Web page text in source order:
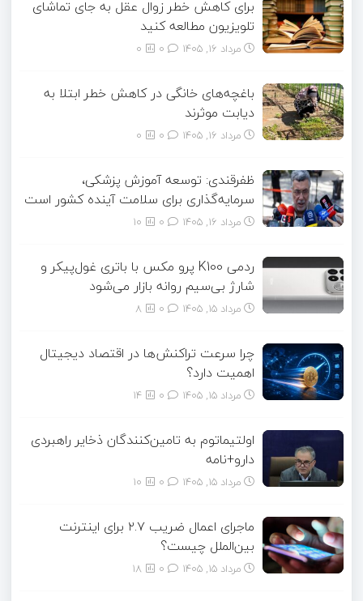
برای کاهش خطر زوال عقل به جای تماشای
تلویزیون مطالعه کنید
مرداد ۱۶, ۱۴۰۵ 0
باغچه‌های خانگی در کاهش خطر ابتلا به
دیابت موثرند
مرداد ۱۶, ۱۴۰۵ 0
ظفرقندی: توسعه آموزش پزشکی،
سرمایه‌گذاری برای سلامت آینده کشور است
مرداد ۱۶, ۱۴۰۵ 10
ردمی K100 پرو مکس با باتری غول‌پیکر و
شارژ بی‌سیم روانه بازار می‌شود
مرداد ۱۵, ۱۴۰۵ 8
چرا سرعت تراکنش‌ها در اقتصاد دیجیتال
اهمیت دارد؟
مرداد ۱۵, ۱۴۰۵ 14
اولتیماتوم به تامین‌کنندگان ذخایر راهبردی
دارو+نامه
مرداد ۱۵, ۱۴۰۵ 10
ماجرای اعمال ضریب ۲.۷ برای اینترنت
بین‌الملل چیست؟
مرداد ۱۵, ۱۴۰۵ 18